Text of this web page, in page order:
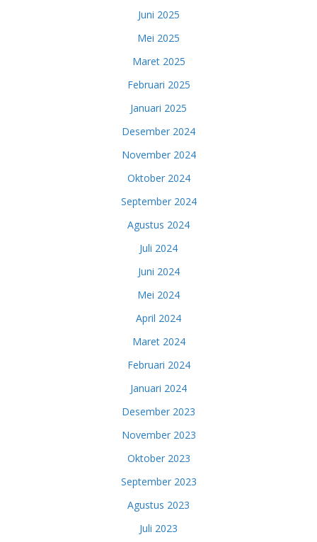
Juni 2025
Mei 2025
Maret 2025
Februari 2025
Januari 2025
Desember 2024
November 2024
Oktober 2024
September 2024
Agustus 2024
Juli 2024
Juni 2024
Mei 2024
April 2024
Maret 2024
Februari 2024
Januari 2024
Desember 2023
November 2023
Oktober 2023
September 2023
Agustus 2023
Juli 2023